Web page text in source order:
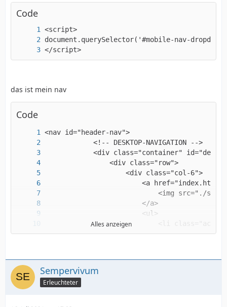
Code
</script>
das ist mein nav
Code
Alles anzeigen
Sempervivum
Erleuchteter